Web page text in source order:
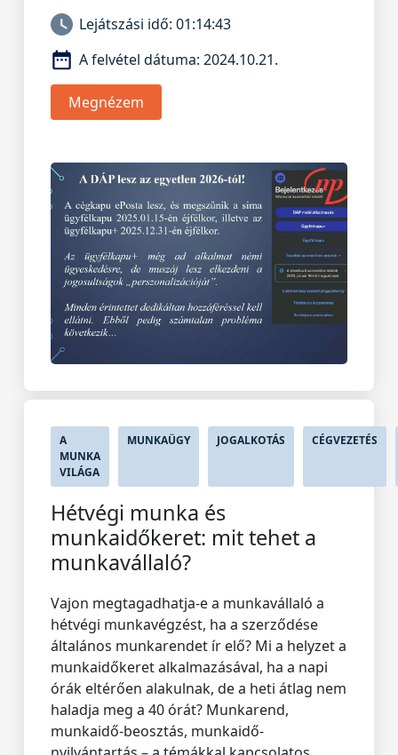
Lejátszási idő: 01:14:43
A felvétel dátuma: 2024.10.21.
Megnézem
A
MUNKA
VILÁGA
MUNKAÜGY JOGALKOTÁS CÉGVEZETÉS
Hétvégi munka és
munkaidőkeret: mit tehet a
munkavállaló?
Vajon megtagadhatja-e a munkavállaló a
hétvégi munkavégzést, ha a szerződése
általános munkarendet ír elő? Mi a helyzet a
munkaidőkeret alkalmazásával, ha a napi
órák eltérően alakulnak, de a heti átlag nem
haladja meg a 40 órát? Munkarend,
munkaidő-beosztás, munkaidő-